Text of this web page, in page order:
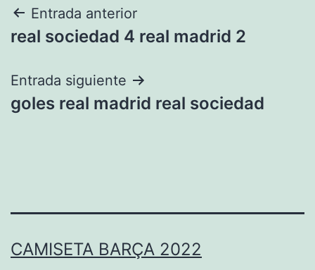
Navegación
de
entradas
Entrada anterior
real sociedad 4 real madrid 2
Entrada siguiente
goles real madrid real sociedad
CAMISETA BARÇA 2022